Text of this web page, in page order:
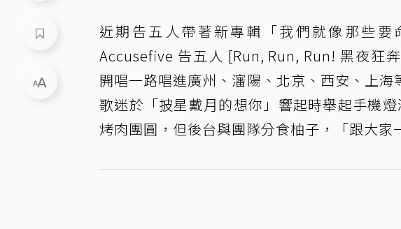
近期告五人帶著新專輯「我們就像那些
Accusefive 告五人 [Run, Run, Run! 黑夜狂
開唱一路唱進廣州、瀋陽、北京、西安、上
歌迷於「披星戴月的想你」響起時舉起手機
烤肉團圓，但後台與團隊分食柚子，「跟大家